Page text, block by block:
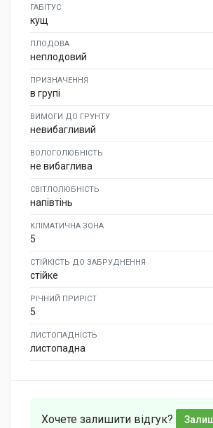
ГАБІТУС
кущ
ПЛОДОВА
неплодовий
ПРИЗНАЧЕННЯ
в групі
ВИМОГИ ДО ГРУНТУ
невибагливий
ВОЛОГОЛЮБНІСТЬ
не вибаглива
СВІТЛОЛЮБНІСТЬ
напівтінь
КЛІМАТИЧНА ЗОНА
5
СТІЙКІСТЬ ДО ЗАБРУДНЕННЯ
стійке
РІЧНИЙ ПРИРІСТ
5
ЛИСТОПАДНІСТЬ
листопадна
Хочете залишити відгук?